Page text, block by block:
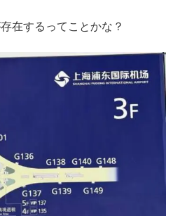
在するってことかな？